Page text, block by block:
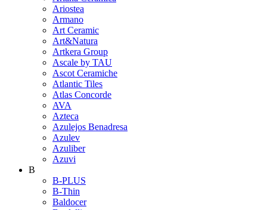
Ariostea
Armano
Art Ceramic
Art&Natura
Artkera Group
Ascale by TAU
Ascot Ceramiche
Atlantic Tiles
Atlas Concorde
AVA
Azteca
Azulejos Benadresa
Azulev
Azuliber
Azuvi
B
B-PLUS
B-Thin
Baldocer